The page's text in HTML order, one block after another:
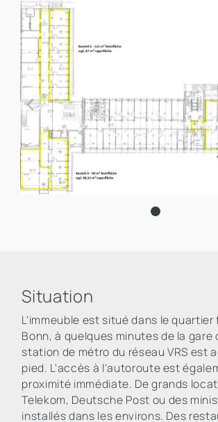
Situation
L'immeuble est situé dans le quartier
Bonn, à quelques minutes de la gare
station de métro du réseau VRS est
pied. L'accès à l'autoroute est
proximité immédiate. De grands
Telekom, Deutsche Post ou des
installés dans les environs. Des